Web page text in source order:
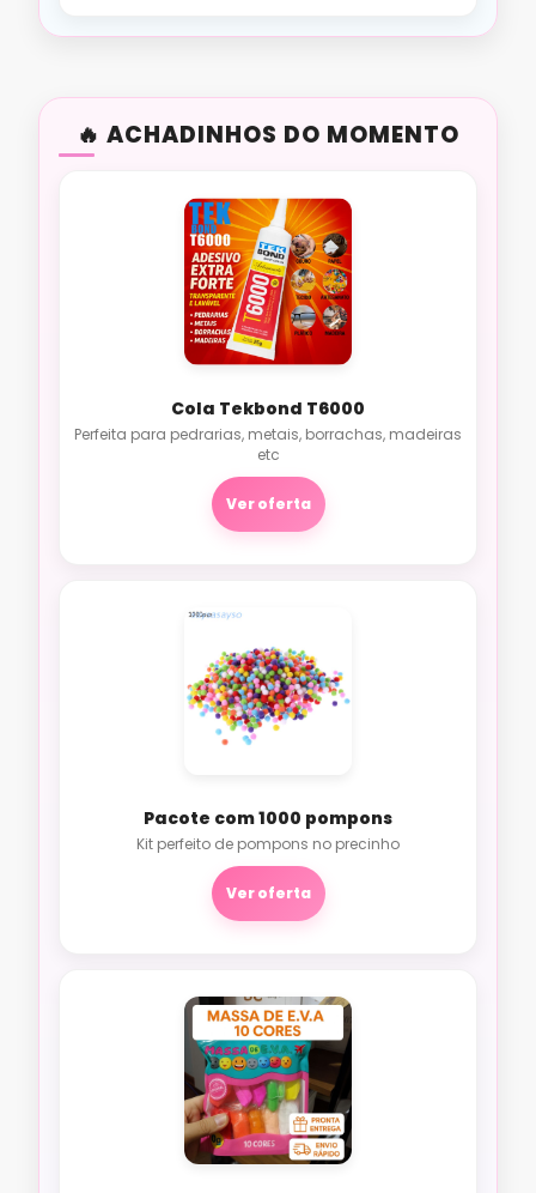
ACHADINHOS DO MOMENTO
Cola Tekbond T6000
Perfeita para pedrarias, metais, borrachas, madeiras
etc
Ver oferta
Pacote com 1000 pompons
Kit perfeito de pompons no precinho
Ver oferta